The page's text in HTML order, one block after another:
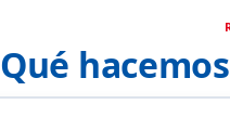
Qué